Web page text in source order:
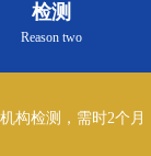
检测
Reason two
构检测，需时2个月